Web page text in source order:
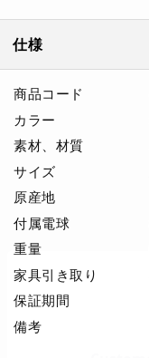
仕様
商品コード
カラー
素材、材質
サイズ
原産地
付属電球
重量
家具引き取り
保証期間
備考